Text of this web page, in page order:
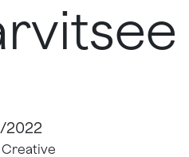
2022
Creative